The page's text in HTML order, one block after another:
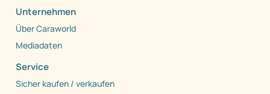
Unternehmen
Über Caraworld
Mediadaten
Service
Sicher kaufen / verkaufen